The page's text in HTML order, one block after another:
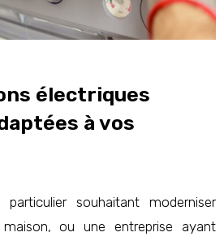
électriques
à vos
souhaitant moderniser
ou une entreprise ayant